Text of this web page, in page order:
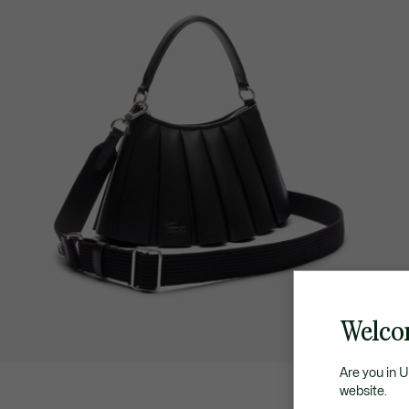
Are you in
website.